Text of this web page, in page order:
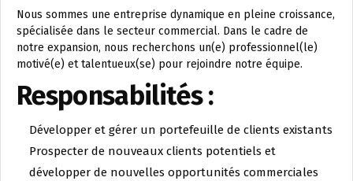
Nous sommes une entreprise dynamique en pleine croissance,
spécialisée dans le secteur commercial. Dans le cadre de
notre expansion, nous recherchons un(e) professionnel(le)
motivé(e) et talentueux(se) pour rejoindre notre équipe.
Responsabilités :
Développer et gérer un portefeuille de clients existants
Prospecter de nouveaux clients potentiels et
développer de nouvelles opportunités commerciales